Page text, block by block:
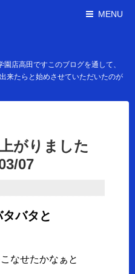
MENU
店高田ですこのブログを通して、
来たらと始めさせていただいたのが
がりました
07
バタと
なせたかなぁと